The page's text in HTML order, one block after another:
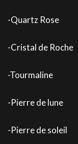
-Quartz Rose
-Cristal de Roche
-Tourmaline
-Pierre de lune
-Pierre de soleil